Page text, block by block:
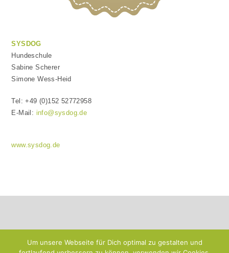
SYSDOG
Hundeschule
Sabine Scherer
Simone Wess-Heid
Tel: +49 (0)152 52772958
E-Mail: info@sysdog.de
www.sysdog.de
Um unsere Webseite für Dich optimal zu gestalten und